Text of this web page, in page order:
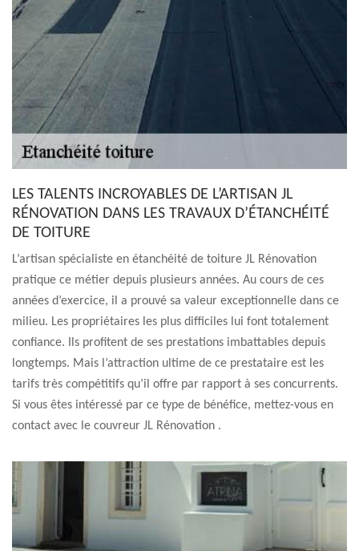
LES TALENTS INCROYABLES DE L’ARTISAN JL
RÉNOVATION DANS LES TRAVAUX D’ÉTANCHÉITÉ
DE TOITURE
L’artisan spécialiste en étanchéité de toiture JL Rénovation
pratique ce métier depuis plusieurs années. Au cours de ces
années d’exercice, il a prouvé sa valeur exceptionnelle dans ce
milieu. Les propriétaires les plus difficiles lui font totalement
confiance. Ils profitent de ses prestations imbattables depuis
longtemps. Mais l’attraction ultime de ce prestataire est les
tarifs très compétitifs qu’il offre par rapport à ses concurrents.
Si vous êtes intéressé par ce type de bénéfice, mettez-vous en
contact avec le couvreur JL Rénovation .